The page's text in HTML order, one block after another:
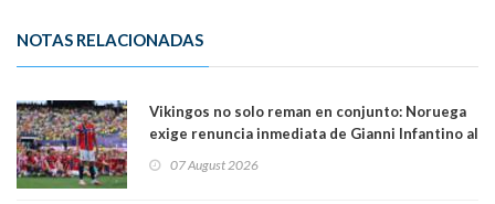
NOTAS RELACIONADAS
Vikingos no solo reman en conjunto: Noruega
exige renuncia inmediata de Gianni Infantino al
07 August 2026